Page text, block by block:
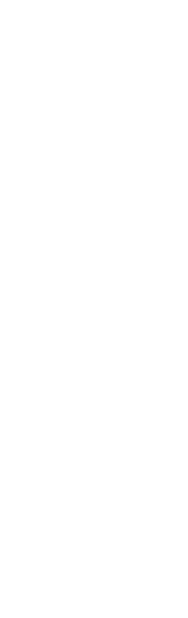
legyinteni?
milyen következményekkel járhat.